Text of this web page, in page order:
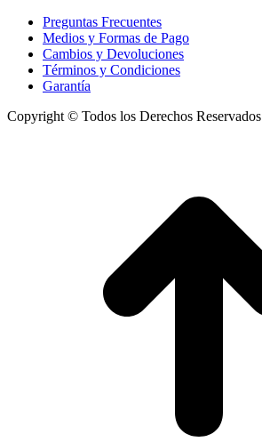
Preguntas Frecuentes
Medios y Formas de Pago
Cambios y Devoluciones
Términos y Condiciones
Garantía
Copyright © Todos los Derechos Reservados